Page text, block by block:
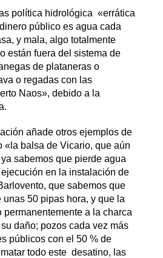
política hidrológica «errática
público es agua cada
y mala, algo totalmente
están fuera del sistema de
de plataneras o
o regadas con las
Naos», debido a la
añade otros ejemplos de
«la balsa de Vicario, que aún
sabemos que pierde agua
en la instalación de
que sabemos que
50 pipas hora, y que la
permanentemente a la charca
daño; pozos cada vez más
públicos con el 50 % de
todo este desatino, las